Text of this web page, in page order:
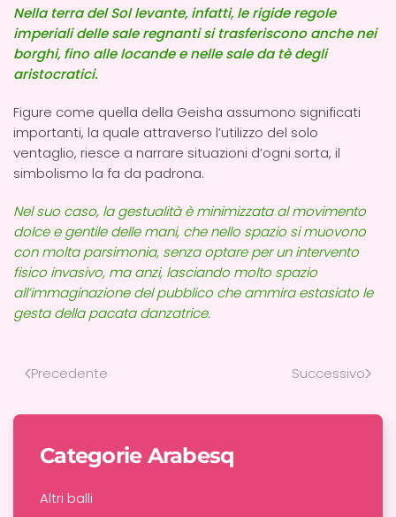
Nella terra del Sol levante, infatti, le rigide regole
imperiali delle sale regnanti si trasferiscono anche nei
borghi, fino alle locande e nelle sale da tè degli
aristocratici.
Figure come quella della Geisha assumono significati
importanti, la quale attraverso l’utilizzo del solo
ventaglio, riesce a narrare situazioni d’ogni sorta, il
simbolismo la fa da padrona.
Nel suo caso, la gestualità è minimizzata al movimento
dolce e gentile delle mani, che nello spazio si muovono
con molta parsimonia, senza optare per un intervento
fisico invasivo, ma anzi, lasciando molto spazio
all’immaginazione del pubblico che ammira estasiato le
gesta della pacata danzatrice.
Precedente Successivo
Categorie Arabesq
Altri balli